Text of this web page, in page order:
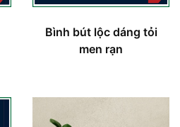
Bình bút lộc dáng tỏi
men rạn